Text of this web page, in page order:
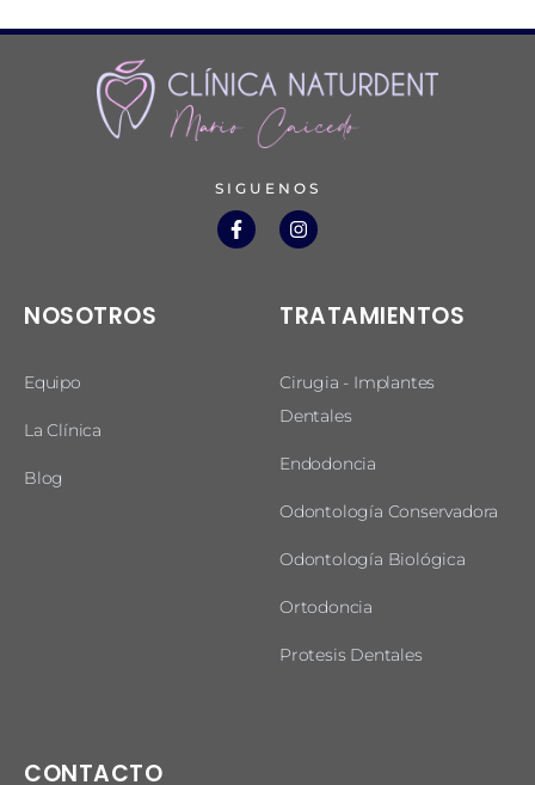
SIGUENOS
NOSOTROS
Equipo
La Clínica
Blog
TRATAMIENTOS
Cirugia - Implantes
Dentales
Endodoncia
Odontología Conservadora
Odontología Biológica
Ortodoncia
Protesis Dentales
CONTACTO